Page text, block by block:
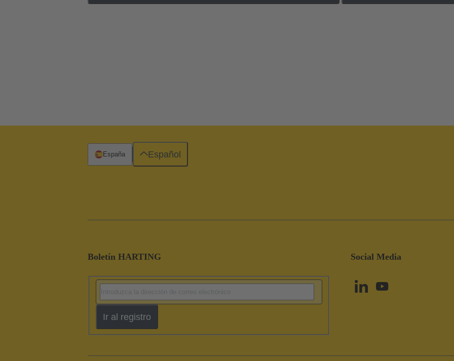
Boletín HARTING
Ir al registro
Social Media
España Español